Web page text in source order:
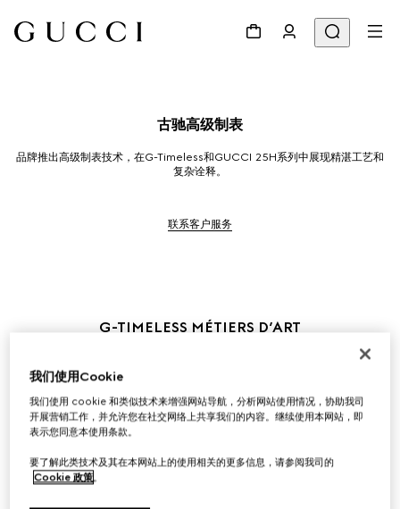
古驰高级制表
品牌推出高级制表技术，在G-Timeless和GUCCI 25H系列中展现精湛工艺和
复杂诠释。
联系客户服务
G-TIMELESS MÉTIERS D’ART
Flora印花图案最初由Vittorio Accornero于1966年创作，现通过微型绘画、
手工雕刻和宝石工艺重新演绎。18K白金表盘精巧镶嵌缟玛瑙，并装饰有粉色
物，并以雕刻和微型绘画工艺收尾。表壳和陀飞轮均镶嵌钻石，增添闪耀光
彩。
我们使用Cookie
我们使用 cookie 和类似技术来增强网站导航，分析网站使用情况，协助我司
开展营销工作，并允许您在社交网络上共享我们的内容。继续使用本网站，即
表示您同意本使用条款。
要了解此类技术及其在本网站上的使用相关的更多信息，请参阅我司的
Cookie 政策。